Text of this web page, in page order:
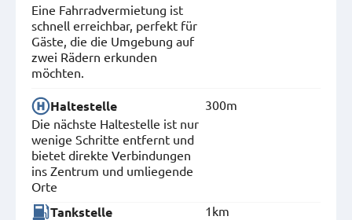
Eine Fahrradvermietung ist
schnell erreichbar, perfekt für
Gäste, die die Umgebung auf
zwei Rädern erkunden
möchten.
Haltestelle
Die nächste Haltestelle ist nur
wenige Schritte entfernt und
bietet direkte Verbindungen
ins Zentrum und umliegende
Orte
300m
Tankstelle 1km